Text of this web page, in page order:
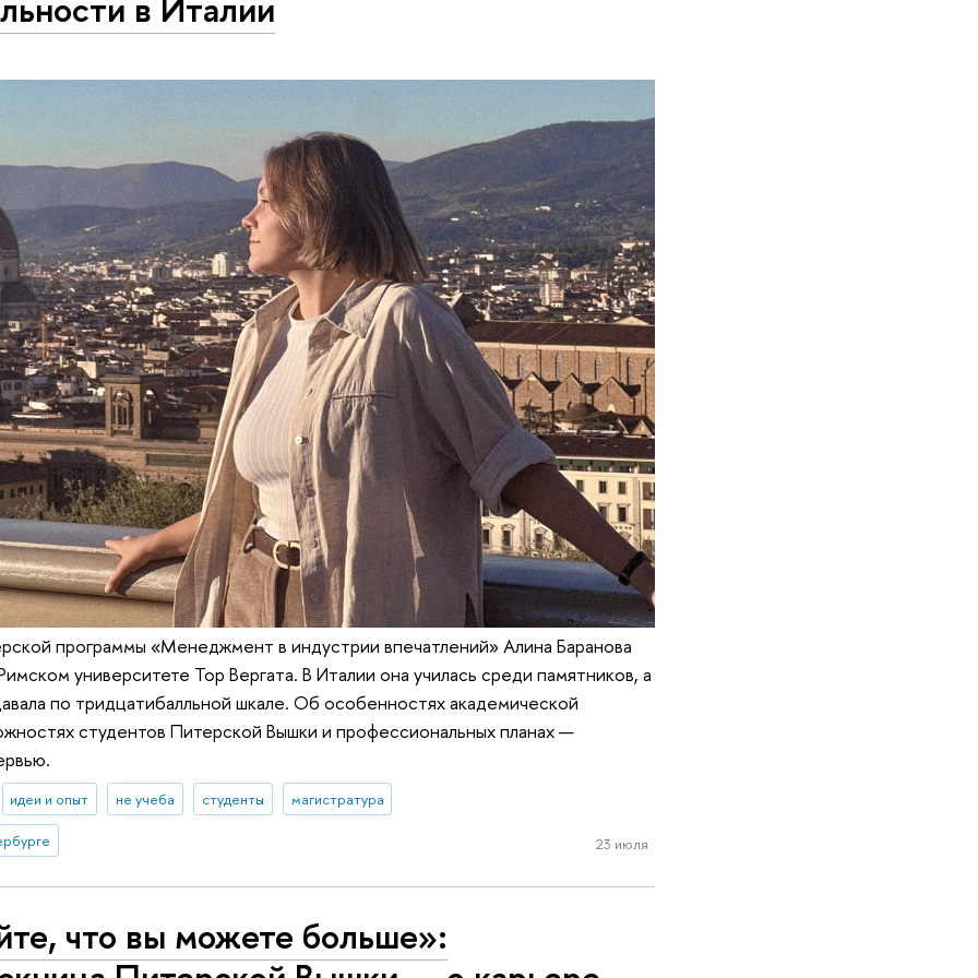
программы «Менеджмент в индустрии впечатлений» Алина Баранова
университете Тор Вергата. В Италии она училась среди памятников, а
по тридцатибалльной шкале. Об особенностях академической
студентов Питерской Вышки и профессиональных планах —
идеи и опыт не учеба студенты магистратура
23 июля
что вы можете больше»: